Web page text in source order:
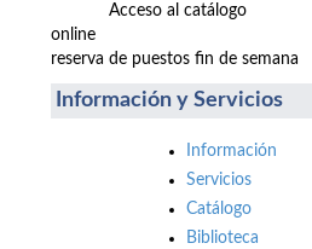
Acceso al catálogo
online
reserva de puestos fin de semana
Información y Servicios
Información
Servicios
Catálogo
Biblioteca